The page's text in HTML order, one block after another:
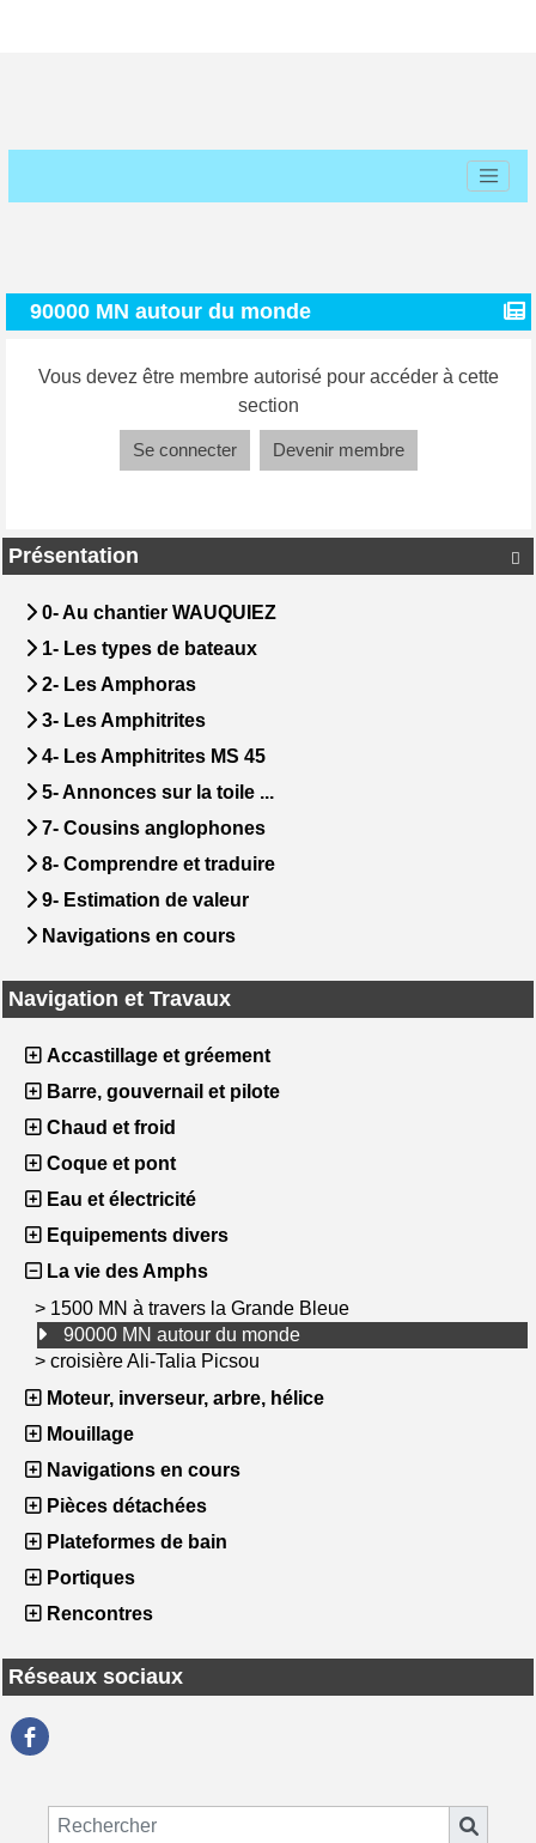

Présentation
0- Au chantier WAUQUIEZ
1- Les types de bateaux
2- Les Amphoras
3- Les Amphitrites
4- Les Amphitrites MS 45
5- Annonces sur la toile ...
7- Cousins anglophones
8- Comprendre et traduire
9- Estimation de valeur
Navigations en cours
Navigation et Travaux
Accastillage et gréement
Barre, gouvernail et pilote
Chaud et froid
Coque et pont
Eau et électricité
Equipements divers
La vie des Amphs
> 1500 MN à travers la Grande Bleue
90000 MN autour du monde
> croisière Ali-Talia Picsou
Moteur, inverseur, arbre, hélice
Mouillage
Navigations en cours
Pièces détachées
Plateformes de bain
Portiques
Rencontres
90000 MN autour du monde
Vous devez être membre autorisé pour accéder à cette
section
Se connecter Devenir membre
Réseaux sociaux